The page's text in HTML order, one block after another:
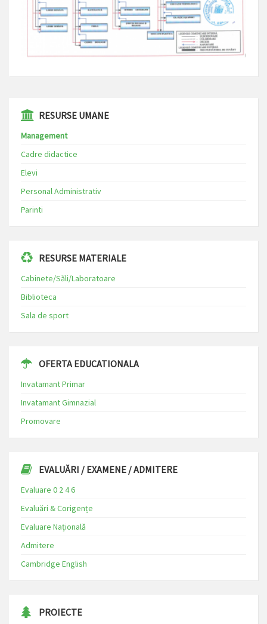
⁠⁠⁠RESURSE UMANE
Management
Cadre didactice
Elevi
Personal Administrativ
Parinti
RESURSE MATERIALE
Cabinete/Săli/Laboratoare
Biblioteca
Sala de sport
OFERTA EDUCATIONALA
Invatamant Primar
Invatamant Gimnazial
Promovare
EVALUĂRI / EXAMENE / ADMITERE
Evaluare 0 2 4 6
Evaluări & Corigențe
Evaluare Națională
Admitere
Cambridge English
PROIECTE